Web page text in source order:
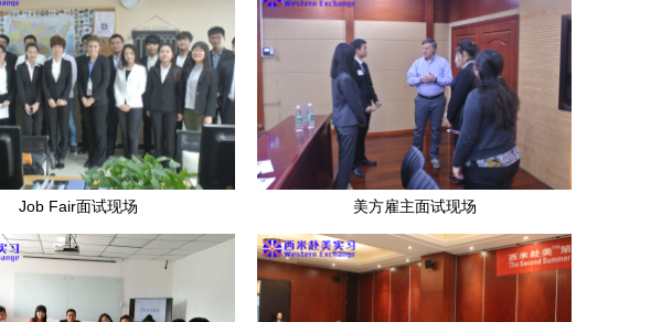
Job Fair面试现场 美方雇主面试现场